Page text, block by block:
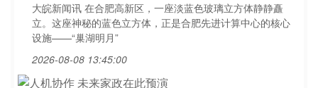
大皖新闻讯 在合肥高新区，一座淡蓝色玻璃立方体静静矗
立。这座神秘的蓝色立方体，正是合肥先进计算中心的核心
设施——“巢湖明月”
2026-08-08 13:45:00